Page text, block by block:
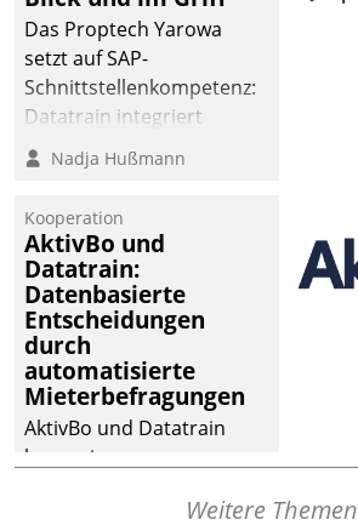
Bewerben können sich
dafür ein Team
bestehend aus
Wohnungsunternehmen
und PropTech.
Das Proptech Yarowa
setzt auf SAP-
Schnittstellenkompetenz:
Datatrain integriert
Yarowas Portal zur
Vergabe und Verwaltung
operativen
Instandhaltung in die
SAP-Systemlandschaft
deutscher
Wohnungsunternehmen
– und beschleunigt damit
den Weg vom
Mieteranliegen zum
Dienstleisterauftrag.
Nadja Hußmann
Kooperation
AktivBo und
Datatrain:
Datenbasierte
Entscheidungen
durch
automatisierte
Mieterbefragungen
AktivBo und Datatrain
kooperieren –
profitieren: Die nahtloseWeitere Themen